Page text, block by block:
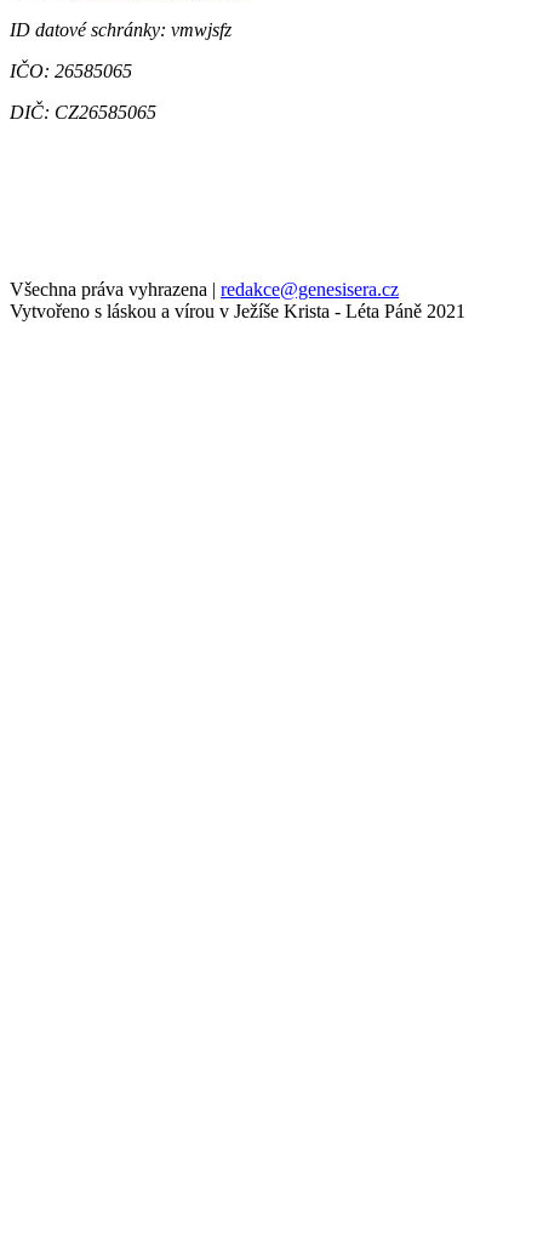
ID datové schránky: vmwjsfz
IČO: 26585065
DIČ: CZ26585065
Všechna práva vyhrazena | redakce@genesisera.cz
Vytvořeno s láskou a vírou v Ježíše Krista - Léta Páně 2021